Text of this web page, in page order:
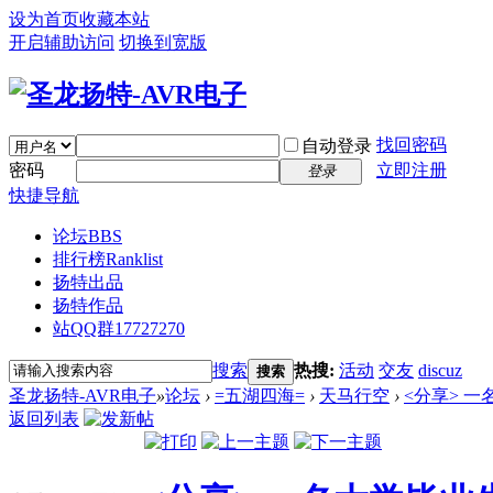
设为首页收藏本站
开启辅助访问 切换到宽版
自动登录 找回密码
密码
登录
立即注册
快捷导航
论坛BBS
排行榜Ranklist
扬特出品
扬特作品
站QQ群17727270
搜索 搜索 热搜: 活动 交友 discuz
圣龙扬特-AVR电子»论坛 › =五湖四海= › 天马行空 › <分享> 一
返回列表